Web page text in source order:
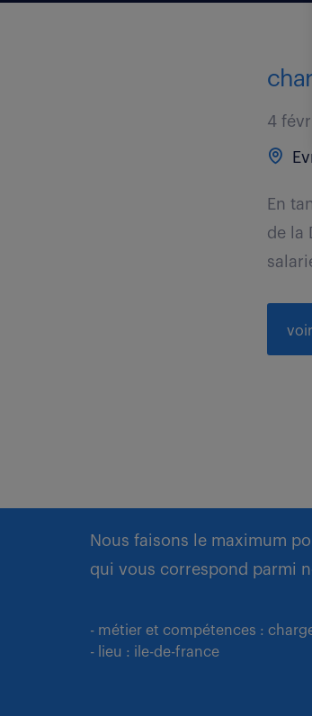
4
En
de la
Nous faisons le maximum
qui vous correspond parmi
- métier et compétences :
- lieu : ile-de-france